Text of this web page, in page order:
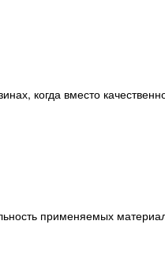
когда вместо
применяемых